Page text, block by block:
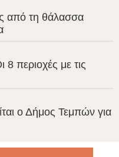
από τη θάλασσα
περιοχές με τις
ο Δήμος Τεμπών για